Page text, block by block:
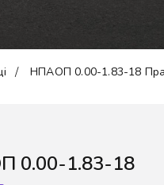
НПАОП 0.00-1.83-18
0.00-1.83-18